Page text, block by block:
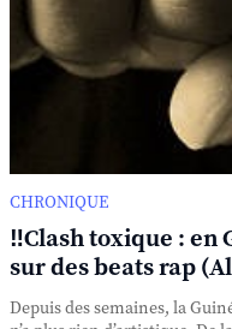
CHRONIQUE
‼️Clash toxique : en
sur des beats rap
Depuis des semaines, la